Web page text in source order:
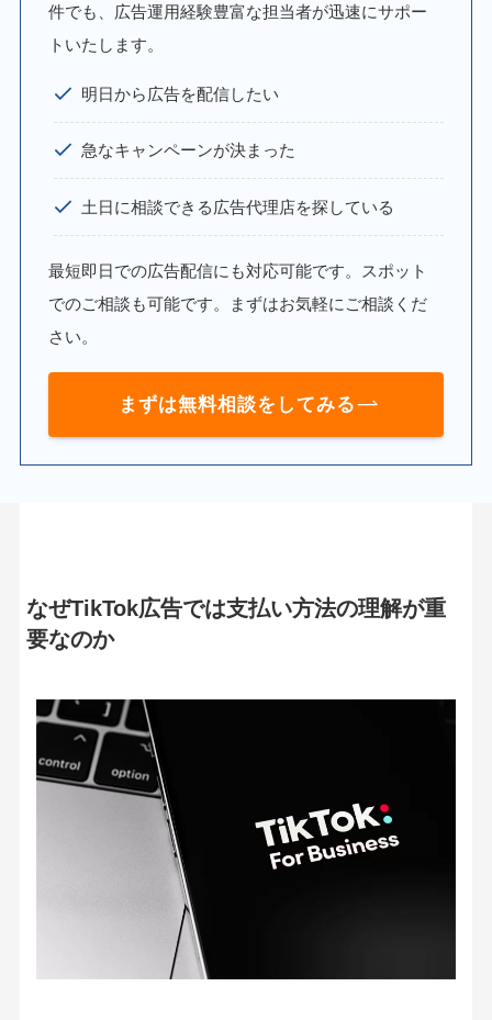
件でも、広告運用経験豊富な担当者が迅速にサポー
トいたします。
明日から広告を配信したい
急なキャンペーンが決まった
土日に相談できる広告代理店を探している
最短即日での広告配信にも対応可能です。スポット
でのご相談も可能です。まずはお気軽にご相談くだ
さい。
まずは無料相談をしてみる
なぜTikTok広告では支払い方法の理解が重
要なのか